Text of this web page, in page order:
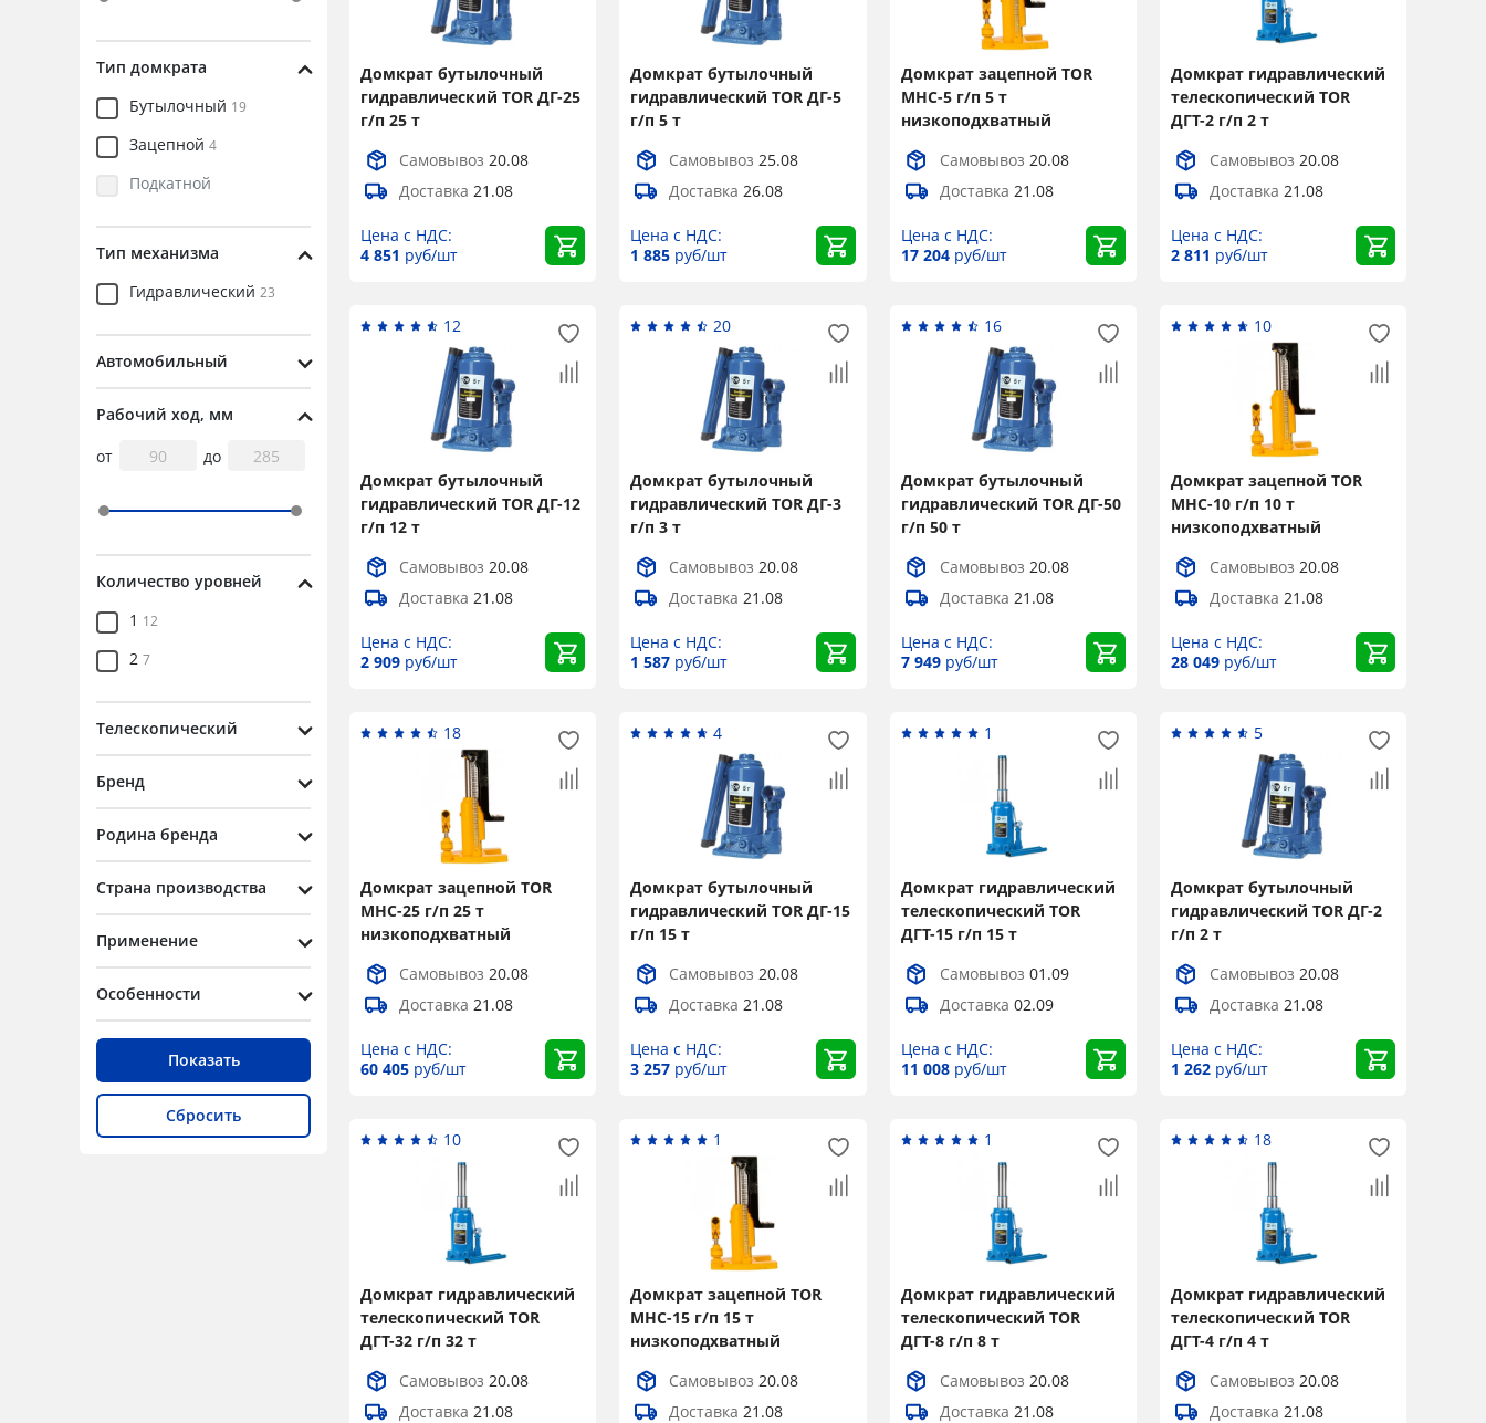
Тип домкрата
Бутылочный 19
Зацепной 4
Подкатной
Тип механизма
Гидравлический 23
Автомобильный
Рабочий ход, мм
от
до
Количество уровней
1 12
2 7
Телескопический
Бренд
Родина бренда
Страна производства
Применение
Особенности
Показать
Сбросить
Домкрат бутылочный
гидравлический TOR ДГ-25
г/п 25 т
Самовывоз 20.08
Доставка 21.08
Цена с НДС:
4 851 руб/шт
Домкрат бутылочный
гидравлический TOR ДГ-5
г/п 5 т
Самовывоз25.08
Доставка26.08
Цена с НДС:
1 885 руб/шт
Домкрат зацепной TOR
MHC-5 г/п 5 т
низкоподхватный
Самовывоз 20.08
Доставка 21.08
Цена с НДС:
17 204руб/шт
Домкрат гидравлический
телескопический TOR
ДГТ-2 г/п 2 т
Самовывоз 20.08
Доставка 21.08
Цена с НДС:
2 811 руб/шт
12
Домкрат бутылочный
гидравлический TOR ДГ-12
г/п 12 т
Самовывоз 20.08
Доставка 21.08
Цена с НДС:
2 909 руб/шт
20
Домкрат бутылочный
гидравлический TOR ДГ-3
г/п 3 т
Самовывоз20.08
Доставка21.08
Цена с НДС:
1 587 руб/шт
16
Домкрат бутылочный
гидравлический TOR ДГ-50
г/п 50 т
Самовывоз 20.08
Доставка 21.08
Цена с НДС:
7 949руб/шт
10
Домкрат зацепной TOR
MHC-10 г/п 10 т
низкоподхватный
Самовывоз 20.08
Доставка 21.08
Цена с НДС:
28 049руб/шт
18
Домкрат зацепной TOR
MHC-25 г/п 25 т
низкоподхватный
Самовывоз 20.08
Доставка 21.08
Цена с НДС:
60 405 руб/шт
4
Домкрат бутылочный
гидравлический TOR ДГ-15
г/п 15 т
Самовывоз20.08
Доставка21.08
Цена с НДС:
3 257 руб/шт
1
Домкрат гидравлический
телескопический TOR
ДГТ-15 г/п 15 т
Самовывоз 01.09
Доставка 02.09
Цена с НДС:
11 008руб/шт
5
Домкрат бутылочный
гидравлический TOR ДГ-2
г/п 2 т
Самовывоз 20.08
Доставка 21.08
Цена с НДС:
1 262руб/шт
10
Домкрат гидравлический
телескопический TOR
ДГТ-32 г/п 32 т
Самовывоз 20.08
Доставка 21.08
1
Домкрат зацепной TOR
MHC-15 г/п 15 т
низкоподхватный
Самовывоз20.08
Доставка21.08
1
Домкрат гидравлический
телескопический TOR
ДГТ-8 г/п 8 т
Самовывоз 20.08
Доставка 21.08
18
Домкрат гидравлический
телескопический TOR
ДГТ-4 г/п 4 т
Самовывоз 20.08
Доставка 21.08
Popup
×